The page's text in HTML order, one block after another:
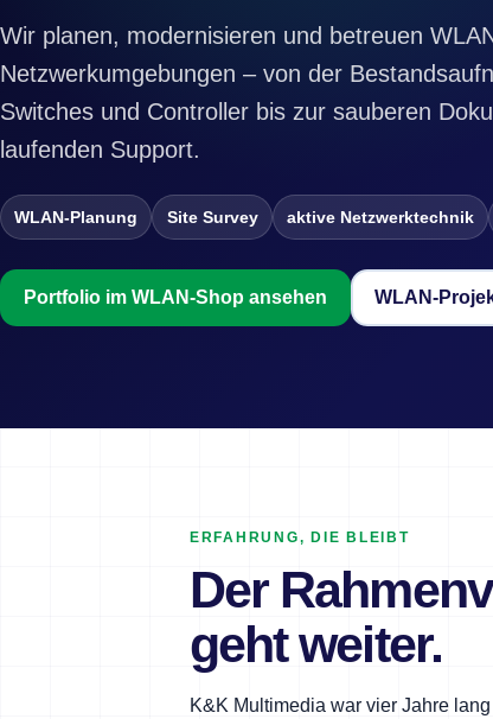
Wir planen, modernisieren und betreuen
Netzwerkumgebungen – von der
Switches und Controller bis zur sauberen
laufenden Support.
WLAN-Planung Site Survey aktive Netzwerktechnik
Portfolio im WLAN-Shop ansehen WLAN-
ERFAHRUNG, DIE BLEIBT
Der
geht weiter.
K&K Multimedia war vier Jahre